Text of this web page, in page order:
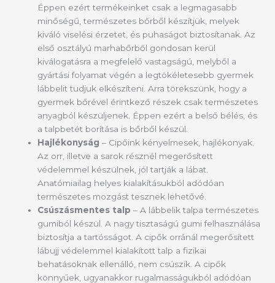
Éppen ezért termékeinket csak a legmagasabb
minőségű, természetes bőrből készítjük, melyek
kiváló viselési érzetet, és puhaságot biztosítanak. Az
első osztályú marhabőrből gondosan kerül
kiválogatásra a megfelelő vastagságú, melyből a
gyártási folyamat végén a legtökéletesebb gyermek
lábbelit tudjuk elkészíteni. Arra törekszünk, hogy a
gyermek bőrével érintkező részek csak természetes
anyagból készüljenek. Éppen ezért a belső bélés, és
a talpbetét borítása is bőrből készül.
Hajlékonyság– Cipőink kényelmesek, hajlékonyak.
Az orr, illetve a sarok résznél megerősített
védelemmel készülnek, jól tartják a lábat.
Anatómiailag helyes kialakításukból adódóan
természetes mozgást tesznek lehetővé.
Csúszásmentes talp– A lábbelik talpa természetes
gumiból készül. A nagy tisztaságú gumi felhasználása
biztosítja a tartósságot. A cipők orránál megerősített
lábujj védelemmel kialakított talp a fizikai
behatásoknak ellenálló, nem csúszik. A cipők
könnyűek, ugyanakkor rugalmasságukból adódóan